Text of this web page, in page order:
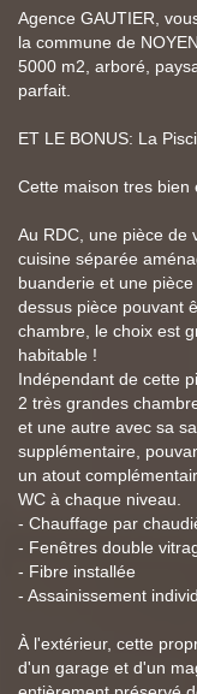
Agence GAUTIER,
la commune de
5000 m2, arboré,
parfait.
ET LE BONUS: La
Cette maison tres bien
Au RDC, une pièce de
cuisine séparée
buanderie et une
dessus pièce pouvant
chambre, le choix est
habitable !
Indépendant de cette
2 très grandes
et une autre avec sa
supplémentaire,
un atout
WC à chaque niveau.
- Chauffage par
- Fenêtres double
- Fibre installée
- Assainissement
À l'extérieur, cette
d'un garage et d'un